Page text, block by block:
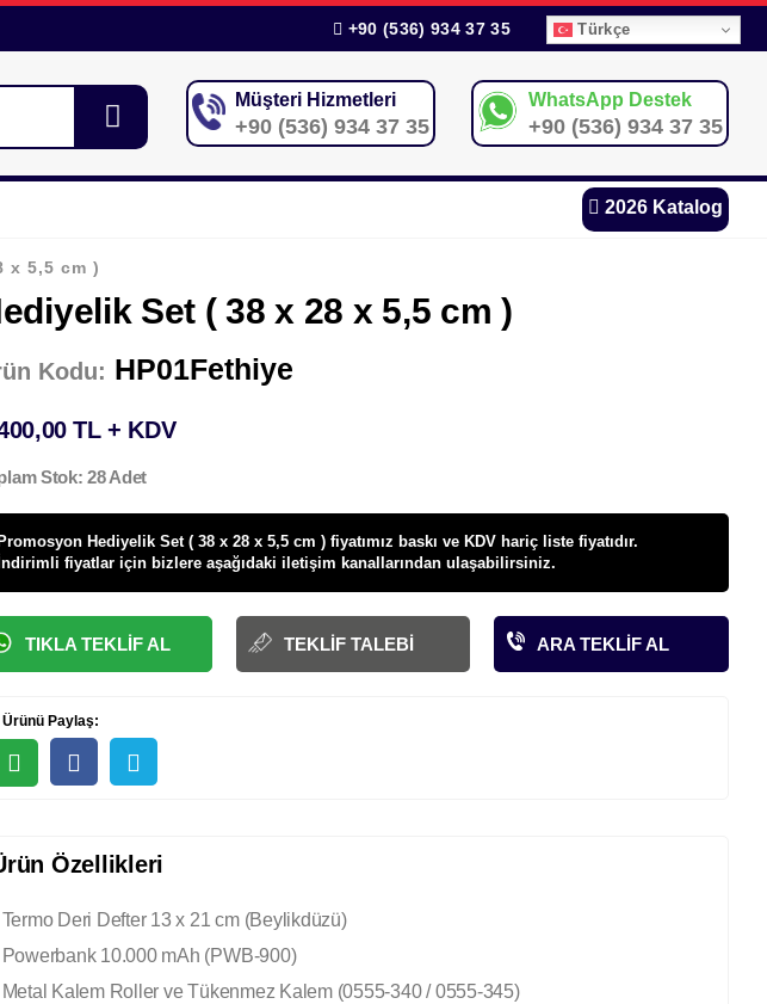
+90 (536) 934 37 35 Türkçe
Müşteri Hizmetleri
+90 (536) 934 37 35
WhatsApp Destek
+90 (536) 934 37 35
2026 Katalog
x 5,5 cm )
Set ( 38 x 28 x 5,5 cm )
Kodu: HP01Fethiye
TL + KDV
Stok: 28 Adet
Promosyon Hediyelik Set ( 38 x 28 x 5,5 cm ) fiyatımız baskı ve KDV hariç liste fiyatıdır.
İndirimli fiyatlar için bizlere aşağıdaki iletişim kanallarından ulaşabilirsiniz.
TIKLA TEKLIF AL TEKLIF TALEBI ARA TEKLIF AL
Ürünü Paylaş:
Özellikleri
Termo Deri Defter 13 x 21 cm (Beylikdüzü)
Powerbank 10.000 mAh (PWB-900)
Metal Kalem Roller ve Tükenmez Kalem (0555-340 / 0555-345)